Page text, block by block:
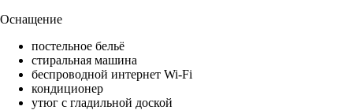
Оснащение
постельное бельё
стиральная машина
беспроводной интернет Wi-Fi
кондиционер
утюг с гладильной доской